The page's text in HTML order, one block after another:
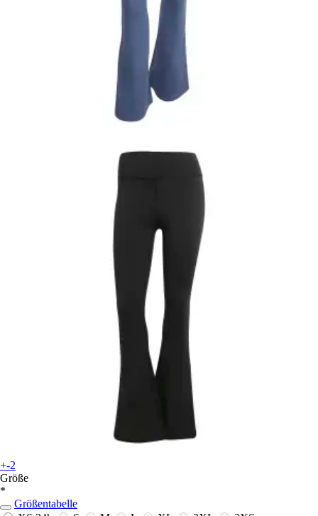
+-2
Größe
*
Größentabelle